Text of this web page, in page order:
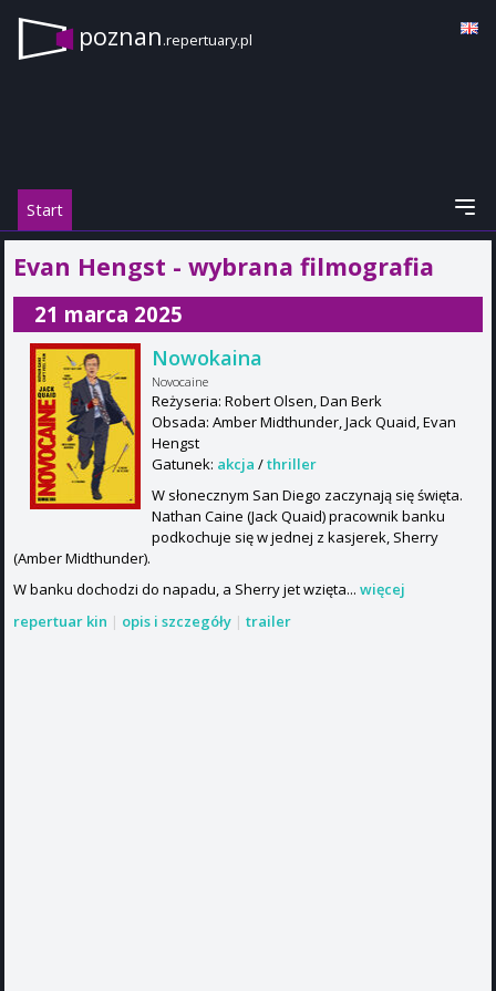
poznan.repertuary.pl
Start
Evan Hengst - wybrana filmografia
21 marca 2025
Nowokaina
Novocaine
Reżyseria: Robert Olsen, Dan Berk
Obsada: Amber Midthunder, Jack Quaid, Evan
Hengst
Gatunek: akcja /thriller
W słonecznym San Diego zaczynają się święta.
Nathan Caine (Jack Quaid) pracownik banku
podkochuje się w jednej z kasjerek, Sherry
(Amber Midthunder).
W banku dochodzi do napadu, a Sherry jet wzięta... więcej
repertuar kin | opis i szczegóły | trailer